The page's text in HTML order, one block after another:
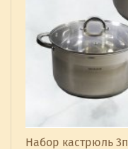
Набор кастрюль